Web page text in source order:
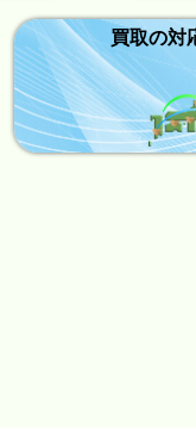
買取の対